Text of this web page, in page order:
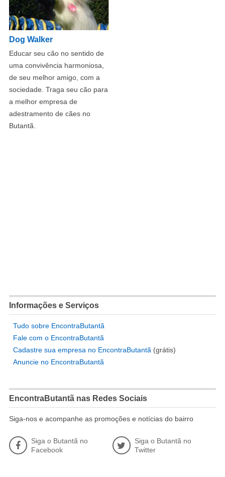
Dog Walker
Educar seu cão no sentido de
uma convivência harmoniosa,
de seu melhor amigo, com a
sociedade. Traga seu cão para
a melhor empresa de
adestramento de cães no
Butantã.
Informações e Serviços
Tudo sobre EncontraButantã
Fale com o EncontraButantã
Cadastre sua empresa no EncontraButantã (grátis)
Anuncie no EncontraButantã
EncontraButantã nas Redes Sociais
Siga-nos e acompanhe as promoções e notícias do bairro
Siga o Butantã no
Facebook
Siga o Butantã no
Twitter